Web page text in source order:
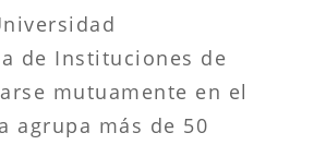
de Instituciones de
mutuamente en el
agrupa más de 50